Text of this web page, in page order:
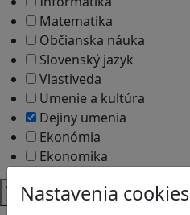
Nastavenia cookies
Matematika
Občianska náuka
Slovenský jazyk
Vlastiveda
Umenie a kultúra
Dejiny umenia
Ekonómia
Ekonomika
Témy